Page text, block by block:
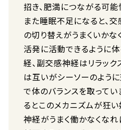
招き、肥満につながる可能
また睡眠不足になると、
の切り替えがうまくいかな
活発に活動できるように
経、副交感神経はリラック
は互いがシーソーのよう
で体のバランスを取って
るとこのメカニズムが狂
神経がうまく働かなくな